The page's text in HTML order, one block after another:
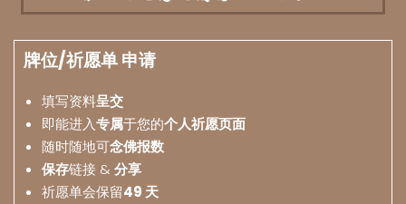
牌位/祈愿单 申请
填写资料呈交
即能进入专属于您的个人祈愿页面
随时随地可念佛报数
保存链接 & 分享
祈愿单会保留49 天